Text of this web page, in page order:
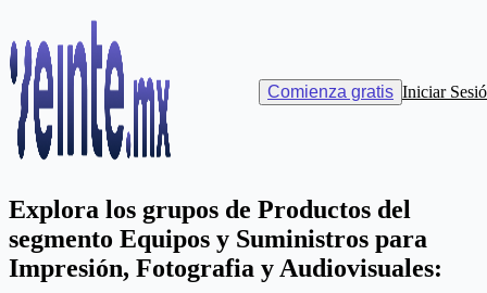
Comienza gratis Iniciar
Catálogo de Productos del SAT
CFDI 4.0
Explora los grupos de Productos del
segmento Equipos y Suministros para
Impresión, Fotografia y Audiovisuales: